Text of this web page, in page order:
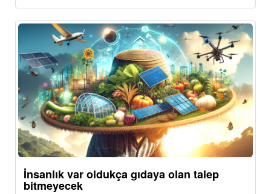
İnsanlık var oldukça gıdaya olan talep
bitmeyecek